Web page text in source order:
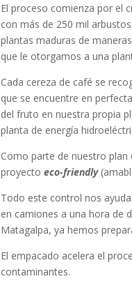
El proceso comienza por el
con más de 250 mil
plantas maduras de
que le otorgamos a una
Cada cereza de café se
que se encuentre en
del fruto en nuestra propia
planta de energía
Como parte de nuestro
proyectoeco-friendly
Todo este control nos
en camiones a una hora de
Matagalpa, ya hemos
El empacado acelera el
contaminantes.